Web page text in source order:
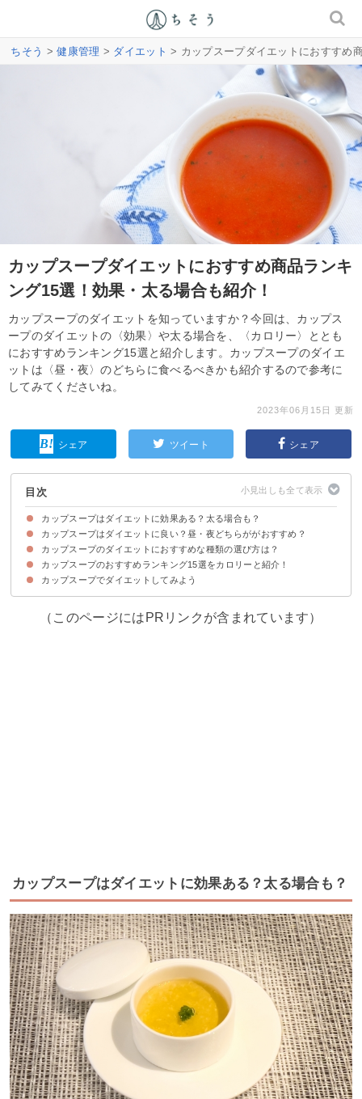
ちそう >健康管理 > ダイエット > カップスープダイエットにおすすめ
カップスープダイエットにおすすめ商品ランキ
ング15選！効果・太る場合も紹介！
カップスープのダイエットを知っていますか？今回は、カップス
ープのダイエットの〈効果〉や太る場合を、〈カロリー〉ととも
におすすめランキング15選と紹介します。カップスープのダイエ
ットは〈昼・夜〉のどちらに食べるべきかも紹介するので参考に
してみてくださいね。
2023年06月15日 更新
シェア ツイート シェア
目次
カップスープはダイエットに効果ある？太る場合も？
カップスープはダイエットに効果的
理由①食欲が効果的に抑えられるから
理由②カロリー・糖質が低いから
理由③整腸作用があるから
ただしコーンスープなどカロリーが高い種類は太る原因になるので注意
カップスープはダイエットに良い？昼・夜どちらががおすすめ？
カップスープの昼のダイエット効果
カップスープの夜のダイエット効果
カップスープのダイエットにおすすめな種類の選び方は？
①味
②具材
③カロリー・糖質
④コスパの良さ
カップスープのおすすめランキング15選をカロリーと紹介！
15位：おむすびやさんのまかないスープ旨辛味噌チゲ（1991円）
14位：マルちゃんシーフードワンタンスープ（2133円）
13位：驚き野菜ボリューム野菜の春雨スープごま坦々麺（732円）
12位：セイコーマート卵スープ（1820円）
11位：海老だし香る海鮮白湯（1049円）
10位：じっくりコトコトこんがりパンオニオンチャウダー（3758円）
9位：セイコーマートわかめスープ（1620円）
8位：おむすび屋さんのまかないスープごま味噌豆乳（1991円）
7位：スープdeliサーモンとほうれん草のクリームパスタ（990円）
6位：トマトの酸味が効いた坦々風（1049円）
5位：スープdeli完熟トマトのスープパスタ（140円）
4位：じっくりコトコトこんがりパンほうれん草チャウダー（3758円）
3位：スープはるさめわかめと野菜（964円）
2位：スープはるさめ柚子ぽん酢味（1830円）
1位：食べるスープ7種の野菜鶏だし中華（1866円）
カップスープでダイエットしてみよう
（このページにはPRリンクが含まれています）
カップスープはダイエットに効果ある？太る場合も？